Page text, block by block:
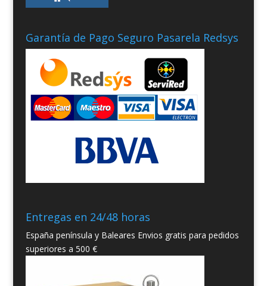
Garantía de Pago Seguro Pasarela Redsys
Entregas en 24/48 horas
España península y Baleares Envios gratis para pedidos
superiores a 500 €